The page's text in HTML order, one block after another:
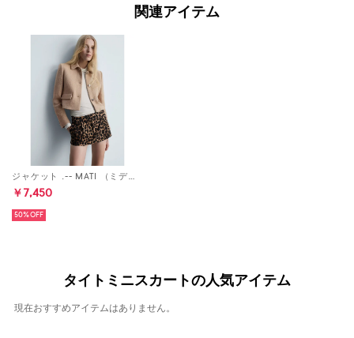
関連アイテム
ジャケット .-- MATI （ミディアムブラウン）
￥7,450
50%
タイトミニスカートの人気アイテム
現在おすすめアイテムはありません。